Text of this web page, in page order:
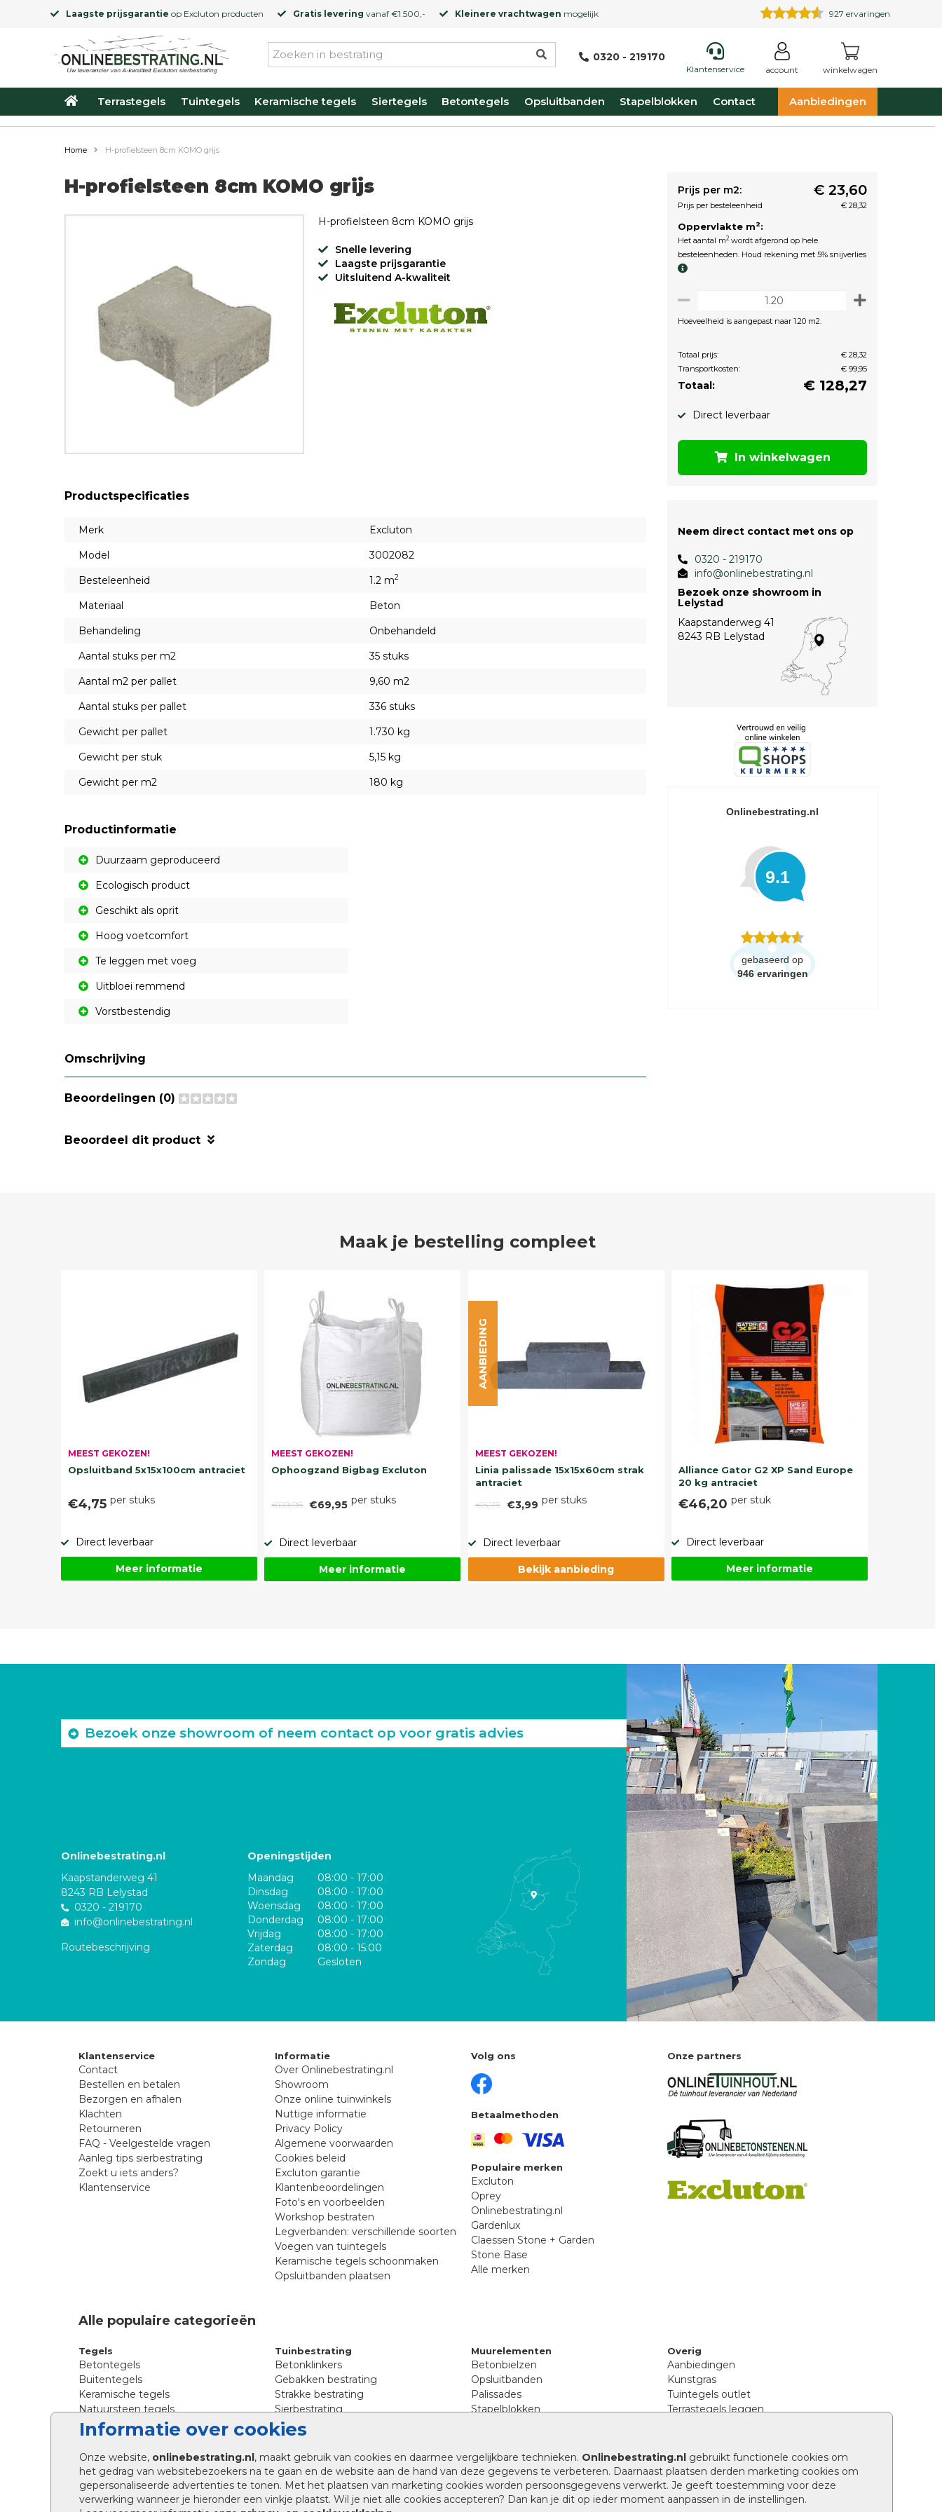
Laagste prijsgarantie op Excluton producten Gratis levering vanaf €1.500,- Kleinere vrachtwagen mogelijk 927 ervaringen
0320 - 219170
Klantenservice account winkelwagen
Terrastegels Tuintegels Keramische tegels Siertegels Betontegels Opsluitbanden Stapelblokken Contact Aanbiedingen
Informatie over cookies
Onze website, onlinebestrating.nl, maakt gebruik van cookies en daarmee vergelijkbare technieken. Onlinebestrating.nl gebruikt functionele cookies om
het gedrag van websitebezoekers na te gaan en de website aan de hand van deze gegevens te verbeteren. Daarnaast plaatsen derden marketing cookies om
gepersonaliseerde advertenties te tonen. Met het plaatsen van marketing cookies worden persoonsgegevens verwerkt. Je geeft toestemming voor deze
verwerking wanneer je hieronder een vinkje plaatst. Wil je niet alle cookies accepteren? Dan kan je dit op ieder moment aanpassen in de instellingen.
Home H-profielsteen 8cm KOMO grijs
H-profielsteen 8cm KOMO grijs
H-profielsteen 8cm KOMO grijs
Snelle levering
Laagste prijsgarantie
Uitsluitend A-kwaliteit
Productspecificaties
Merk
Excluton
Model
3002082
Besteleenheid
1.2 m2
Materiaal
Beton
Behandeling
Onbehandeld
Aantal stuks per m2
35 stuks
Aantal m2 per pallet
9,60 m2
Aantal stuks per pallet
336 stuks
Gewicht per pallet
1.730 kg
Gewicht per stuk
5,15 kg
Gewicht per m2
180 kg
Productinformatie
Duurzaam geproduceerd
Ecologisch product
Geschikt als oprit
Hoog voetcomfort
Te leggen met voeg
Uitbloei remmend
Vorstbestendig
Omschrijving
Beoordelingen (0)
Beoordeel dit product
Prijs per m2: € 23,60
Prijs per besteleenheid € 28,32
Oppervlakte m2:
Het aantal m2 wordt afgerond op hele
besteleenheden. Houd rekening met 5% snijverlies
Hoeveelheid is aangepast naar 1.20 m2.
Totaal prijs:
€ 28,32
Transportkosten:
€ 99,95
Totaal: € 128,27
Direct leverbaar
In winkelwagen
Neem direct contact met ons op
0320 - 219170
info@onlinebestrating.nl
Bezoek onze showroom in
Lelystad
Kaapstanderweg 41
8243 RB Lelystad
Onlinebestrating.nl
9.1
gebaseerd op
946 ervaringen
Maak je bestelling compleet
MEEST GEKOZEN!
Opsluitband 5x15x100cm antraciet
€4,75 per stuks
Direct leverbaar
Meer informatie
MEEST GEKOZEN!
Ophoogzand Bigbag Excluton
€89,95 €69,95 per stuks
Direct leverbaar
Meer informatie
MEEST GEKOZEN!
Linia palissade 15x15x60cm strak
antraciet
€5,75 €3,99 per stuks
AANBIEDING
Direct leverbaar
Bekijk aanbieding
Alliance Gator G2 XP Sand Europe
20 kg antraciet
€46,20 per stuk
Direct leverbaar
Meer informatie
Bezoek onze showroom of neem contact op voor gratis advies
Onlinebestrating.nl
Kaapstanderweg 41
8243 RB Lelystad
0320 - 219170
info@onlinebestrating.nl
Routebeschrijving
Openingstijden
Maandag
08:00 - 17:00
Dinsdag
08:00 - 17:00
Woensdag
08:00 - 17:00
Donderdag
08:00 - 17:00
Vrijdag
08:00 - 17:00
Zaterdag
08:00 - 15:00
Zondag
Gesloten
Klantenservice
Contact
Bestellen en betalen
Bezorgen en afhalen
Klachten
Retourneren
FAQ - Veelgestelde vragen
Aanleg tips sierbestrating
Zoekt u iets anders?
Klantenservice
Informatie
Over Onlinebestrating.nl
Showroom
Onze online tuinwinkels
Nuttige informatie
Privacy Policy
Algemene voorwaarden
Cookies beleid
Excluton garantie
Klantenbeoordelingen
Foto's en voorbeelden
Workshop bestraten
Legverbanden: verschillende soorten
Voegen van tuintegels
Keramische tegels schoonmaken
Opsluitbanden plaatsen
Volg ons
Betaalmethoden
Populaire merken
Excluton
Oprey
Onlinebestrating.nl
Gardenlux
Claessen Stone + Garden
Stone Base
Alle merken
Onze partners
Alle populaire categorieën
Tegels
Betontegels
Buitentegels
Keramische tegels
Natuursteen tegels
Siertegels
Stoeptegels
Straattegels
Terrastegels
Tuintegels
Tuinbestrating
Betonklinkers
Gebakken bestrating
Strakke bestrating
Sierbestrating
Straatklinkers
Straatstenen
Trommelstenen
Tuinstenen
Waalformaat
Wildverband bestrating
Muurelementen
Betonbielzen
Opsluitbanden
Palissades
Stapelblokken
Afwatering en diversen
Beplantings en betonelementen
Split, grind en zand
Oprit tegels
Overig
Aanbiedingen
Kunstgras
Tuintegels outlet
Terrastegels leggen
Legpatronen betonstenen
Hoe betonstenen onderhouden
Aanlegtips voor betonstenen
Verschil betontegels en keramische